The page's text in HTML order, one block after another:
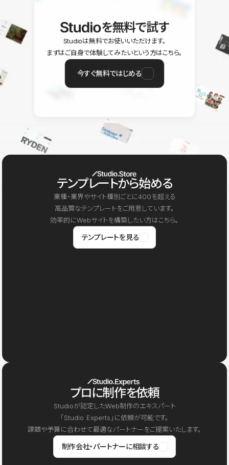
を無料で試す
Studioは無料でお使いいただけます。
まずはご自身で体験してみたいという方はこちら。
今すぐ無料ではじめる
テンプレートから始める
業種・業界やサイト種別ごとに400を超える
高品質なテンプレートをご用意しています。
効率的にWebサイトを構築したい方はこちら。
テンプレートを見る
プロに制作を依頼
Studioが認定したWeb制作のエキスパート
「Studio Experts」に依頼が可能です。
課題や予算に合わせて最適なパートナーをご提案いたします。
制作会社・パートナーに相談する